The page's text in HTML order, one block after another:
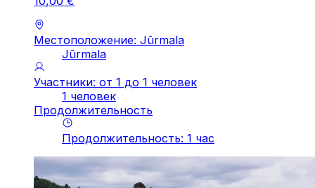
Местоположение: Jūrmala
Jūrmala
Участники: от 1 до 1 человек
1 человек
Продолжительность
Продолжительность: 1 час